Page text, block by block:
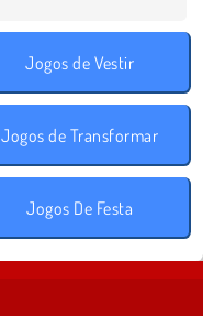
Jogos de Vestir
Jogos de Transformar
Jogos De Festa